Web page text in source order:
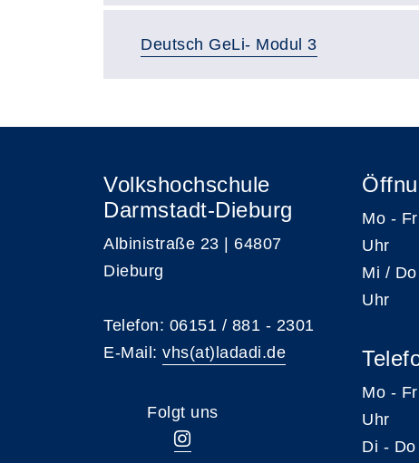
Deutsch GeLi- Modul 3
Volkshochschule
Darmstadt-Dieburg
Albinistraße 23 | 64807
Dieburg
Telefon: 06151 / 881 - 2301
E-Mail: vhs(at)ladadi.de
Folgt uns
Mo -
Uhr
Mi /
Uhr
Mo -
Uhr
Di -